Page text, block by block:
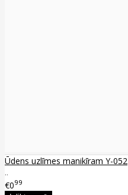
Ūdens uzlīmes manikīram Y-052
..
€099